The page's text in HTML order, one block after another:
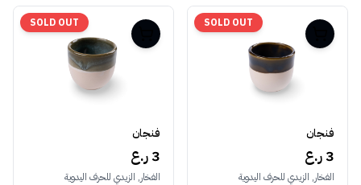
SOLD OUT
فنجان
3 ر.ع
الفخار, الزيدي للحرف اليدوية
SOLD OUT
فنجان
3 ر.ع
الفخار, الزيدي للحرف اليدوية